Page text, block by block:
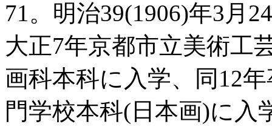
71。明治39(1906)年3月
大正7年京都市立美術工
画科本科に入学、同12
門学校本科(日本画)に入